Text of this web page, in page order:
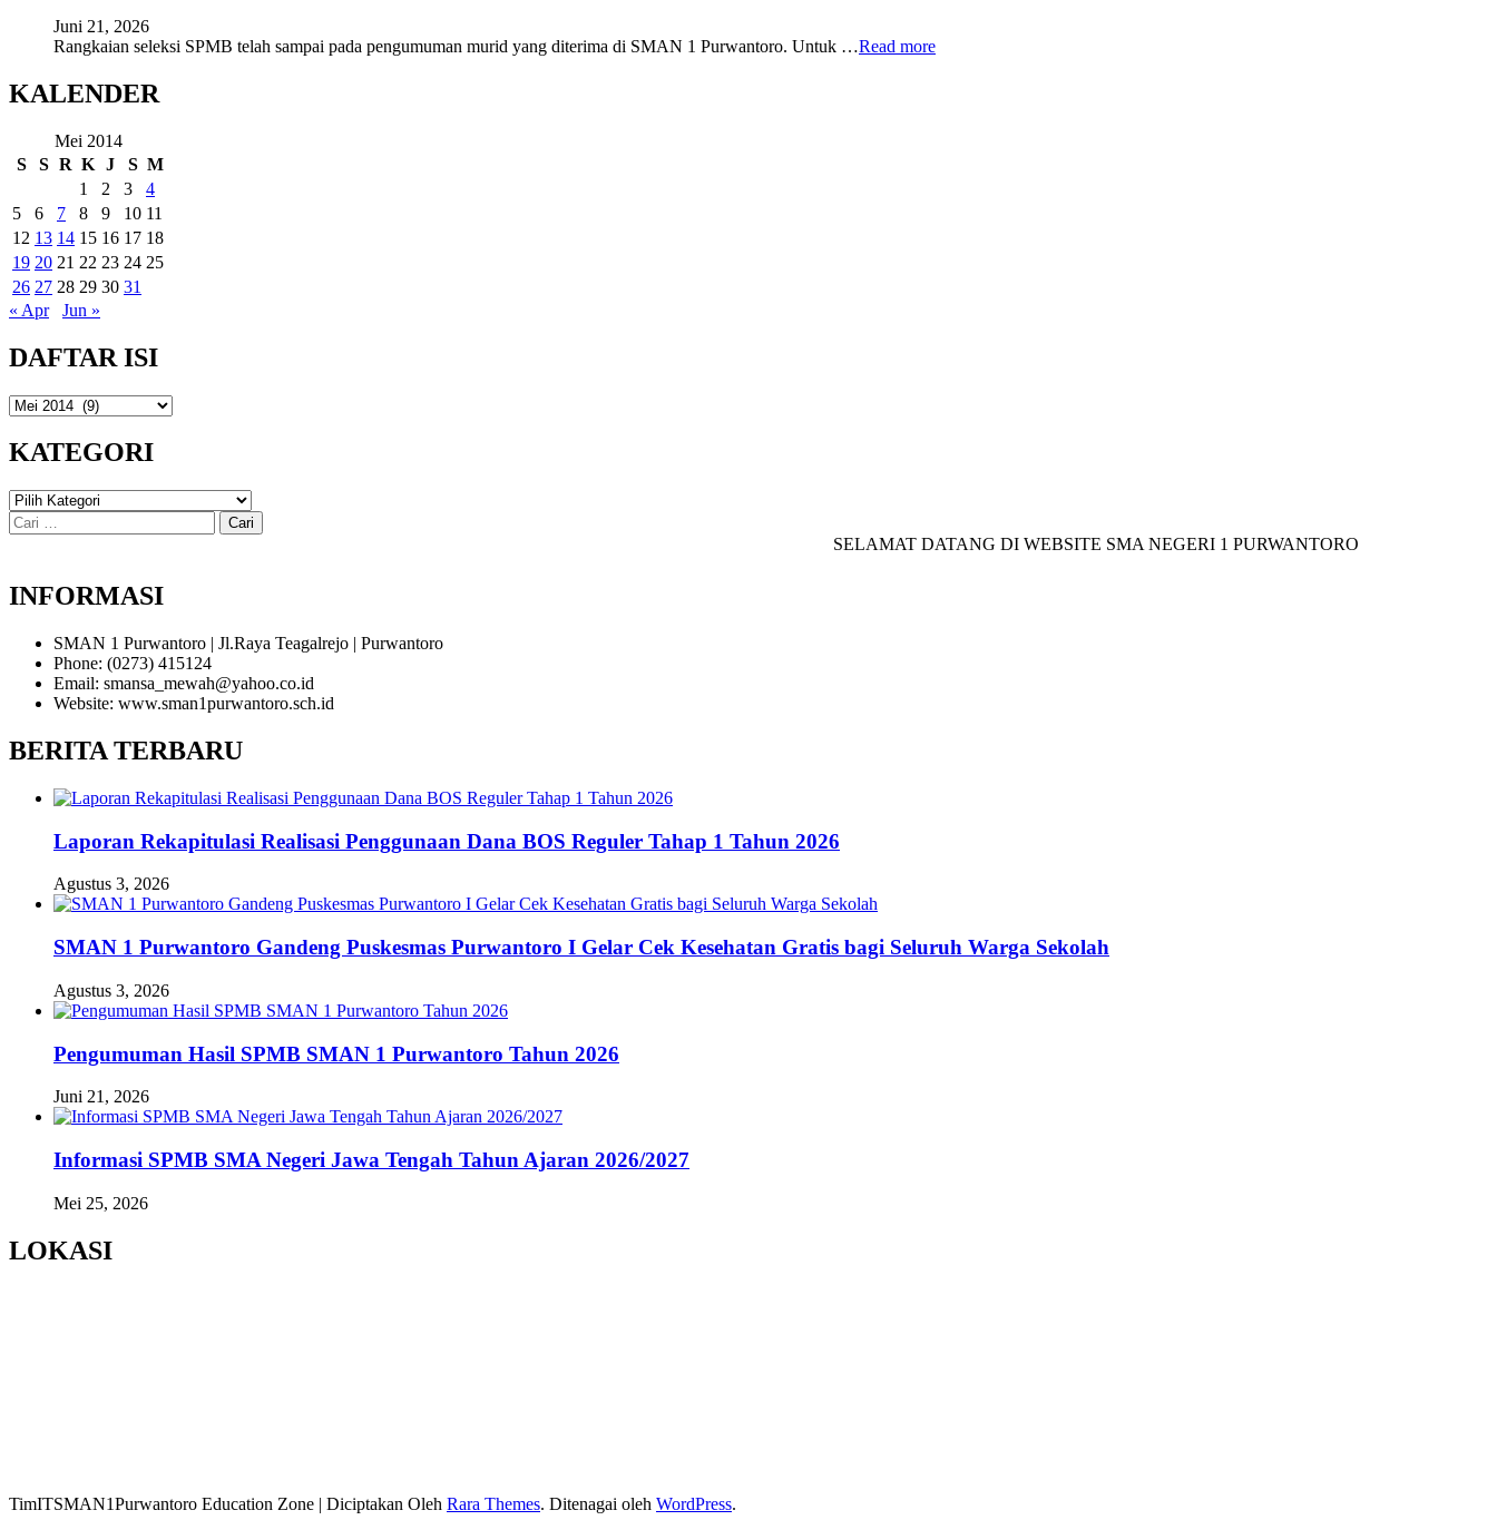
Juni 21, 2026
Rangkaian seleksi SPMB telah sampai pada pengumuman murid yang diterima di SMAN 1 Purwantoro. Untuk …Read more
KALENDER
Mei 2014
S
S R K J S M
1
2 3
4
5
6 7 8 9 10 11
12 13 14 15 16 17 18
19 20 21 22 23 24 25
26 27 28 29 30 31
« Apr
Jun »
DAFTAR ISI
DAFTAR
KATEGORI
KATEGORI
Cari
untuk:
SELAMAT DATANG DI WEBSITE SMA NEGERI 1 PURWANTORO
INFORMASI
SMAN 1 Purwantoro | Jl.Raya Teagalrejo | Purwantoro
Phone: (0273) 415124
Email: smansa_mewah@yahoo.co.id
Website: www.sman1purwantoro.sch.id
BERITA TERBARU
Laporan Rekapitulasi Realisasi Penggunaan Dana BOS Reguler Tahap 1 Tahun 2026
Agustus 3, 2026
SMAN 1 Purwantoro Gandeng Puskesmas Purwantoro I Gelar Cek Kesehatan Gratis bagi Seluruh Warga Sekolah
Agustus 3, 2026
Pengumuman Hasil SPMB SMAN 1 Purwantoro Tahun 2026
Juni 21, 2026
Informasi SPMB SMA Negeri Jawa Tengah Tahun Ajaran 2026/2027
Mei 25, 2026
LOKASI
TimITSMAN1Purwantoro Education Zone | Diciptakan Oleh Rara Themes. Ditenagai oleh WordPress.